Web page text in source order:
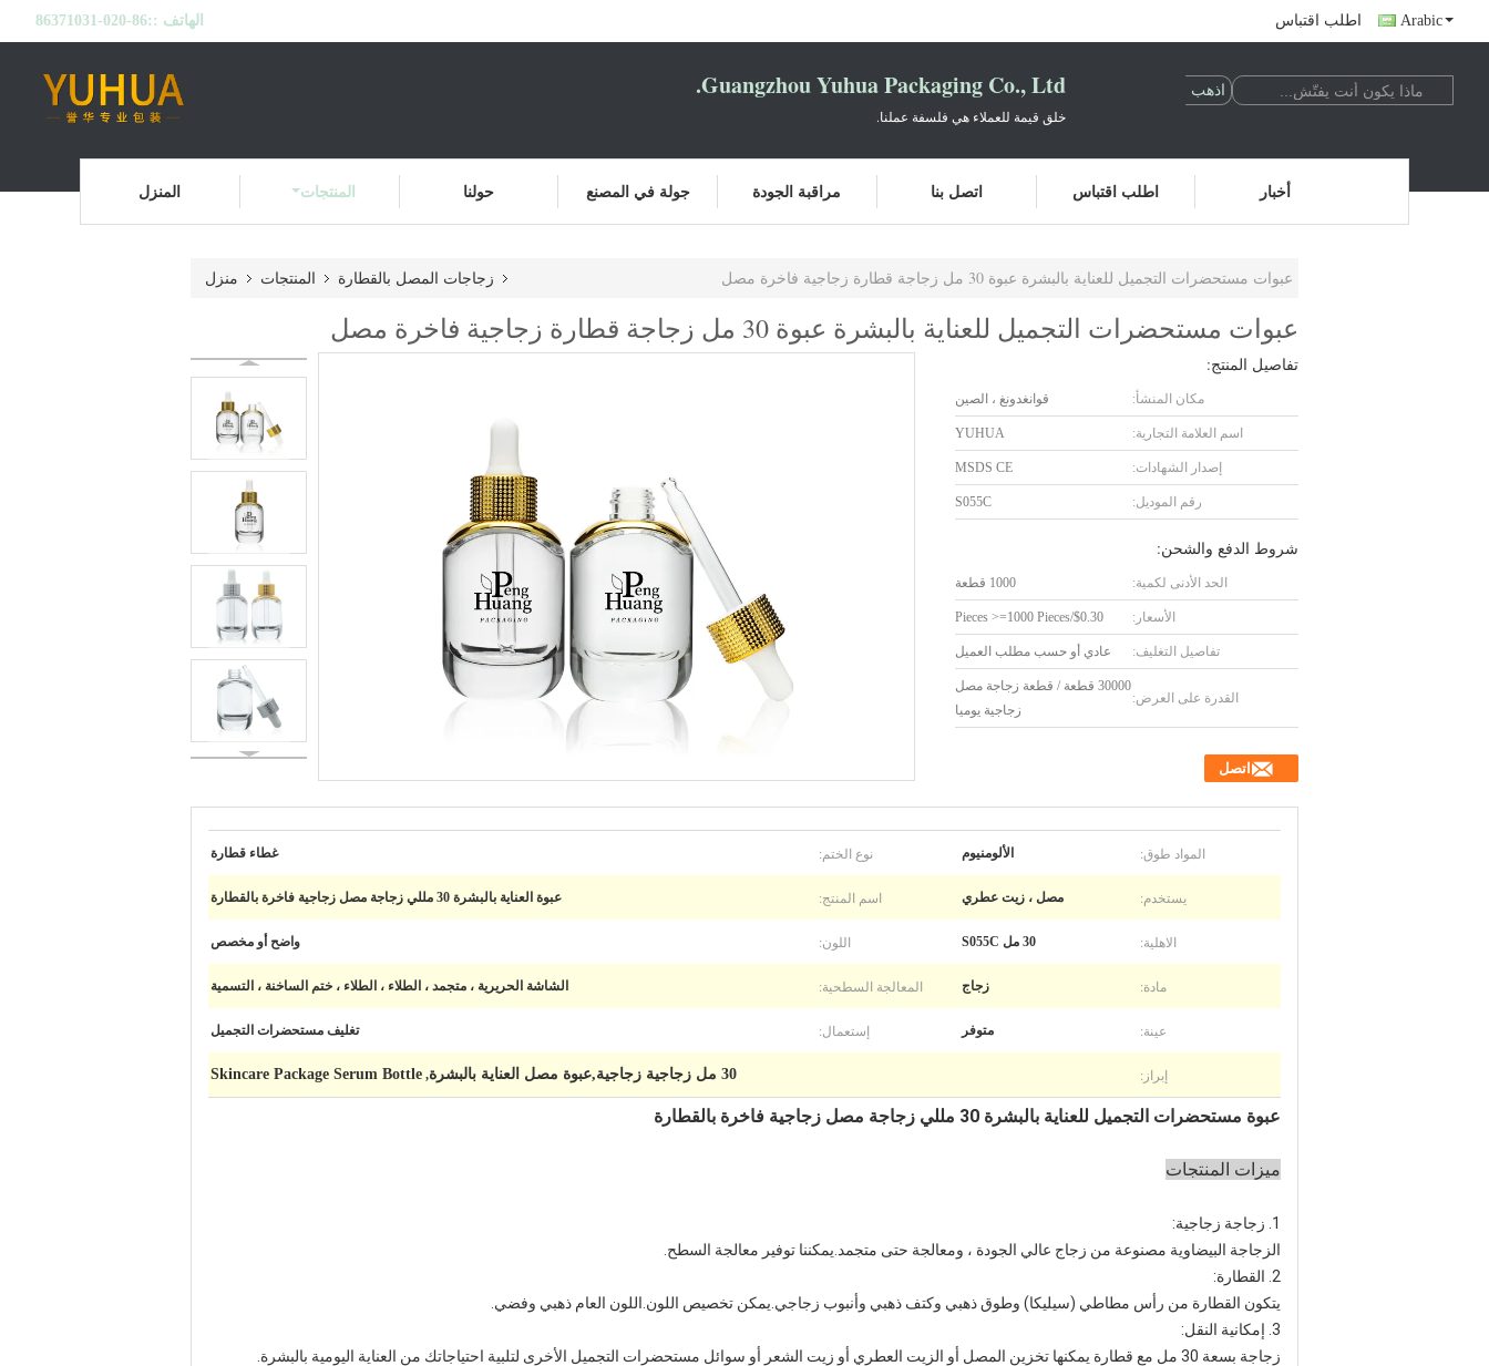
الهاتف ::86-020-86371031 اطلب اقتباس Arabic
Guangzhou Yuhua Packaging Co., Ltd.
خلق قيمة للعملاء هي فلسفة عملنا.
المنزل المنتجات حولنا جولة في المصنع مراقبة الجودة اتصل بنا اطلب اقتباس أخبار
منزل المنتجات زجاجات المصل بالقطارة عبوات مستحضرات التجميل للعناية بالبشرة عبوة 30 مل زجاجة قطارة زجاجية فاخرة مصل
عبوات مستحضرات التجميل للعناية بالبشرة عبوة 30 مل زجاجة قطارة زجاجية فاخرة مصل
تفاصيل المنتج:
مكان المنشأ: قوانغدونغ ، الصين
اسم العلامة التجارية: YUHUA
إصدار الشهادات: MSDS CE
رقم الموديل: S055C
شروط الدفع والشحن:
الحد الأدنى لكمية: 1000 قطعة
الأسعار: $0.30/Pieces >=1000 Pieces
تفاصيل التغليف: عادي أو حسب مطلب العميل
القدرة على العرض:
30000 قطعة / قطعة زجاجة مصل
زجاجية يوميا
اتصل
المواد طوق: الألومنيوم نوع الختم: غطاء قطارة
يستخدم: مصل ، زيت عطري اسم المنتج: عبوة العناية بالبشرة 30 مللي زجاجة مصل زجاجية فاخرة بالقطارة
الاهلية: 30 مل S055C اللون: واضح أو مخصص
مادة: زجاج المعالجة السطحية: الشاشة الحريرية ، متجمد ، الطلاء ، الطلاء ، ختم الساخنة ، التسمية
عينة: متوفر إستعمال: تغليف مستحضرات التجميل
إبراز: 30 مل زجاجية زجاجية,عبوة مصل العناية بالبشرة ,
Skincare Package Serum Bottle
عبوة مستحضرات التجميل للعناية بالبشرة 30 مللي زجاجة مصل زجاجية فاخرة بالقطارة
ميزات المنتجات
1. زجاجة زجاجية:
الزجاجة البيضاوية مصنوعة من زجاج عالي الجودة ، ومعالجة حتى متجمد.يمكننا توفير معالجة السطح.
2. القطارة:
يتكون القطارة من رأس مطاطي (سيليكا) وطوق ذهبي وكتف ذهبي وأنبوب زجاجي.يمكن تخصيص اللون.اللون العام ذهبي وفضي.
3. إمكانية النقل:
زجاجة بسعة 30 مل مع قطارة يمكنها تخزين المصل أو الزيت العطري أو زيت الشعر أو سوائل مستحضرات التجميل الأخرى لتلبية احتياجاتك من العناية اليومية بالبشرة.